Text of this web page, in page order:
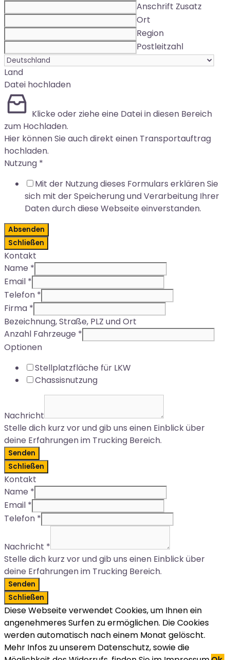
Anschrift Zusatz
Ort
Region
Postleitzahl
Land
Datei hochladen
Klicke oder ziehe eine Datei in diesen Bereich
zum Hochladen.
Hier können Sie auch direkt einen Transportauftrag
hochladen.
Nutzung *
Mit der Nutzung dieses Formulars erklären Sie
sich mit der Speicherung und Verarbeitung Ihrer
Daten durch diese Webseite einverstanden.
Absenden
Schließen
Kontakt
Name *
Email *
Telefon *
Firma *
Bezeichnung, Straße, PLZ und Ort
Anzahl Fahrzeuge *
Optionen
Stellplatzfläche für LKW
Chassisnutzung
Nachricht
Stelle dich kurz vor und gib uns einen Einblick über
deine Erfahrungen im Trucking Bereich.
Senden
Schließen
Kontakt
Name *
Email *
Telefon *
Nachricht *
Stelle dich kurz vor und gib uns einen Einblick über
deine Erfahrungen im Trucking Bereich.
Senden
Schließen
Diese Webseite verwendet Cookies, um Ihnen ein
angenehmeres Surfen zu ermöglichen. Die Cookies
werden automatisch nach einem Monat gelöscht.
Mehr Infos zu unserem Datenschutz, sowie die